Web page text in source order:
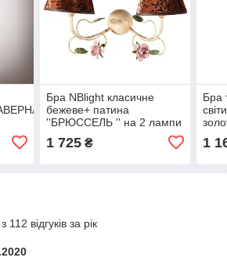
Бра NBlight класичне
бежеве+ патина
''БРЮCСЕЛЬ '' на 2 лампи
1 725₴
Бра
1
відгуків за рік